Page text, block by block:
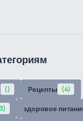
() Рецепты (4)
здоровое